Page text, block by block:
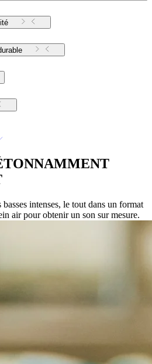
intenses, le tout dans un format
air pour obtenir un son sur mesure.